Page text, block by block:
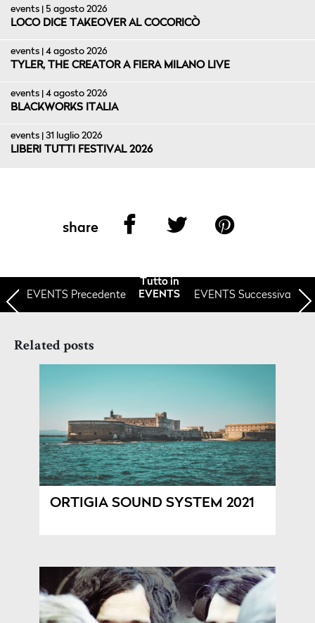
events | 5 agosto 2026
LOCO DICE TAKEOVER AL COCORICÒ
events | 4 agosto 2026
TYLER, THE CREATOR A FIERA MILANO LIVE
events | 4 agosto 2026
BLACKWORKS ITALIA
events | 31 luglio 2026
LIBERI TUTTI FESTIVAL 2026
share
EVENTS Precedente
Tutto in
EVENTS
EVENTS Successiva
Related posts
ORTIGIA SOUND SYSTEM 2021